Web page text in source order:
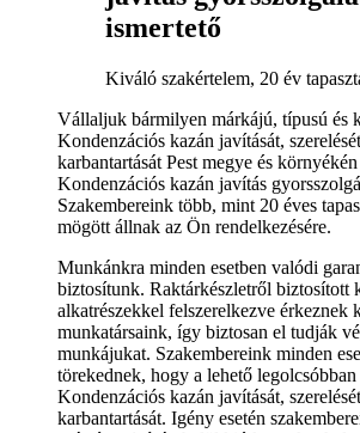
ismertető
Kiváló szakértelem, 20 év
Vállaljuk bármilyen márkájú, típusú és
Kondenzációs kazán javítását,
karbantartását Pest megye és
Kondenzációs kazán javítás
Szakembereink több, mint 20 éves
mögött állnak az Ön rendelkezésére.
Munkánkra minden esetben valódi
biztosítunk. Raktárkészletről biztosított
alkatrészekkel felszerelkezve érkeznek
munkatársaink, így biztosan el tudják
munkájukat. Szakembereink minden
törekednek, hogy a lehető legolcsóbban
Kondenzációs kazán javítását,
karbantartását. Igény esetén